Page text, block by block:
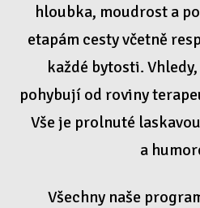
hloubka, moudrost a
etapám cesty včetně
každé bytosti.
pohybují od roviny
Vše je prolnuté
a
Všechny naše